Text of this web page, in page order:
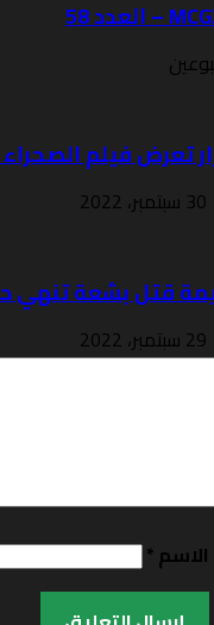
تعرض فيلم
30 سبتمبر، 2022
قتل بشعة تنهي
29 سبتمبر، 2022
الاسم*